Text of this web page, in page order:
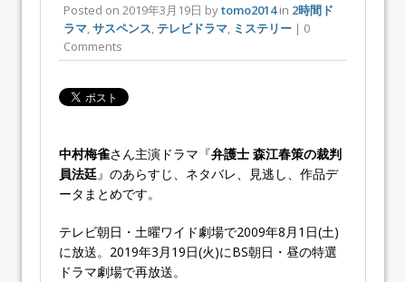
Posted on 2019年3月19日 bytomo2014in 2時間ド
ラマ サスペンス テレビドラマ ミステリー | 0
Comments
中村梅雀さん主演ドラマ『弁護士 森江春策の裁判
員法廷』のあらすじ、ネタバレ、見逃し、作品デ
ータまとめです。
テレビ朝日・土曜ワイド劇場で2009年8月1日(土)
に放送。2019年3月19日(火)にBS朝日・昼の特選
ドラマ劇場で再放送。